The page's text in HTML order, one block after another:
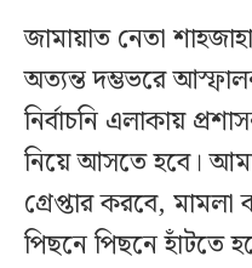
জামায়াত নেতা
অত্যন্ত দম্ভভরে
নির্বাচনি এলাকায়
নিয়ে আসতে হবে।
গ্রেপ্তার করবে,
পিছনে পিছনে হাঁটতে